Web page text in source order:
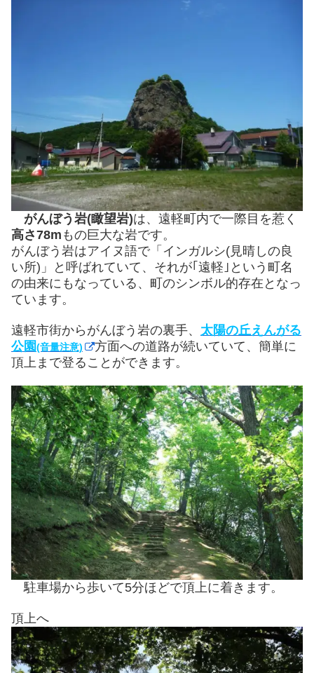
がんぼう岩(瞰望岩)は、遠軽町内で一際目を惹く
高さ78m もの巨大な岩です。
がんぼう岩はアイヌ語で「インガルシ(見晴しの良
い所)」と呼ばれていて、それが｢遠軽｣という町名
の由来にもなっている、町のシンボル的存在となっ
ています。
遠軽市街からがんぼう岩の裏手、 太陽の丘えんがる
公園(音量注意)
方面への道路が続いていて、簡単に
頂上まで登ることができます。
駐車場から歩いて5分ほどで頂上に着きます。
頂上へ